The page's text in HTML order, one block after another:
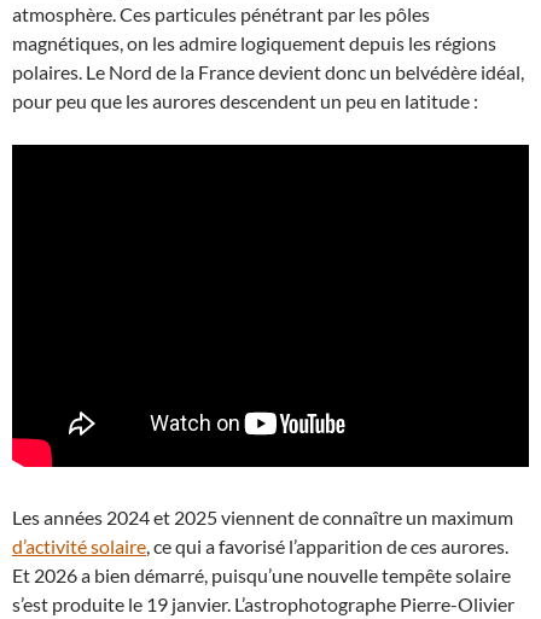
atmosphère. Ces particules pénétrant par les pôles
magnétiques, on les admire logiquement depuis les régions
polaires. Le Nord de la France devient donc un belvédère idéal,
pour peu que les aurores descendent un peu en latitude :
Les années 2024 et 2025 viennent de connaître un maximum
d’activité solaire, ce qui a favorisé l’apparition de ces aurores.
Et 2026 a bien démarré, puisqu’une nouvelle tempête solaire
s’est produite le 19 janvier. L’astrophotographe Pierre-Olivier